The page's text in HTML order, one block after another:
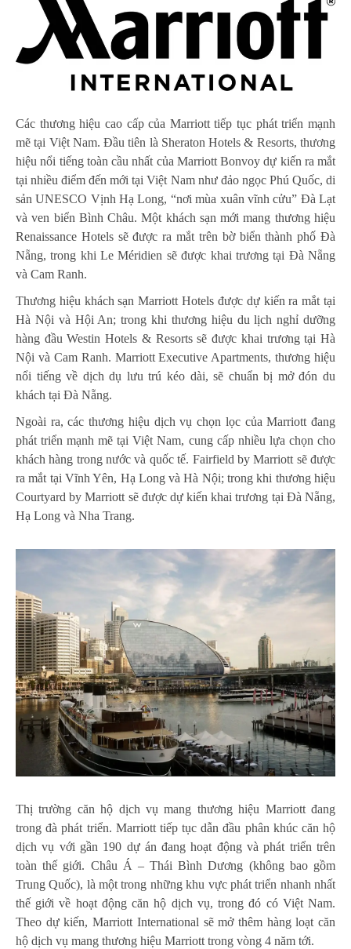
Các thương hiệu cao cấp của Marriott tiếp tục phát triển mạnh
mẽ tại Việt Nam. Đầu tiên là Sheraton Hotels & Resorts, thương
hiệu nổi tiếng toàn cầu nhất của Marriott Bonvoy dự kiến ra mắt
tại nhiều điểm đến mới tại Việt Nam như đảo ngọc Phú Quốc, di
sản UNESCO Vịnh Hạ Long, “nơi mùa xuân vĩnh cửu” Đà Lạt
và ven biển Bình Châu. Một khách sạn mới mang thương hiệu
Renaissance Hotels sẽ được ra mắt trên bờ biển thành phố Đà
Nẵng, trong khi Le Méridien sẽ được khai trương tại Đà Nẵng
và Cam Ranh.
Thương hiệu khách sạn Marriott Hotels được dự kiến ra mắt tại
Hà Nội và Hội An; trong khi thương hiệu du lịch nghỉ dưỡng
hàng đầu Westin Hotels & Resorts sẽ được khai trương tại Hà
Nội và Cam Ranh. Marriott Executive Apartments, thương hiệu
nổi tiếng về dịch dụ lưu trú kéo dài, sẽ chuẩn bị mở đón du
khách tại Đà Nẵng.
Ngoài ra, các thương hiệu dịch vụ chọn lọc của Marriott đang
phát triển mạnh mẽ tại Việt Nam, cung cấp nhiều lựa chọn cho
khách hàng trong nước và quốc tế. Fairfield by Marriott sẽ được
ra mắt tại Vĩnh Yên, Hạ Long và Hà Nội; trong khi thương hiệu
Courtyard by Marriott sẽ được dự kiến khai trương tại Đà Nẵng,
Hạ Long và Nha Trang.
Thị trường căn hộ dịch vụ mang thương hiệu Marriott đang
trong đà phát triển. Marriott tiếp tục dẫn đầu phân khúc căn hộ
dịch vụ với gần 190 dự án đang hoạt động và phát triển trên
toàn thế giới. Châu Á – Thái Bình Dương (không bao gồm
Trung Quốc), là một trong những khu vực phát triển nhanh nhất
thế giới về hoạt động căn hộ dịch vụ, trong đó có Việt Nam.
Theo dự kiến, Marriott International sẽ mở thêm hàng loạt căn
hộ dịch vụ mang thương hiệu Marriott trong vòng 4 năm tới.